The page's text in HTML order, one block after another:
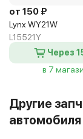
от 150 ₽
Lynx WY21W
L15521Y
Через
в 7
Другие
автомобиля